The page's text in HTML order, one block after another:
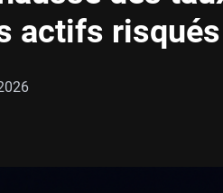
actifs risqués